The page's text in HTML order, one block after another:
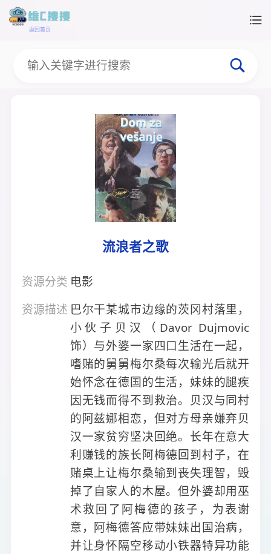
返回首页
流浪者之歌
资源分类 电影
资源描述 巴尔干某城市边缘的茨冈村落里，
小伙子贝汉（Davor Dujmovic
饰）与外婆一家四口生活在一起，
嗜赌的舅舅梅尔桑每次输光后就开
始怀念在德国的生活，妹妹的腿疾
因无钱而得不到救治。贝汉与同村
的阿兹娜相恋，但对方母亲嫌弃贝
汉一家贫穷坚决回绝。长年在意大
利赚钱的族长阿梅德回到村子，在
赌桌上让梅尔桑输到丧失理智，毁
掉了自家人的木屋。但外婆却用巫
术救回了阿梅德的孩子，为表谢
意，阿梅德答应带妹妹出国治病，
并让身怀隔空移动小铁器特异功能